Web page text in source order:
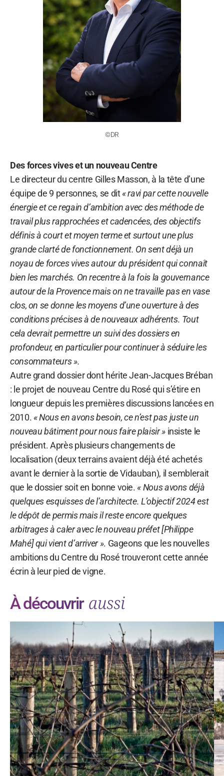
©DR
Des forces vives et un nouveau Centre
Le directeur du centre Gilles Masson, à la tête d’une
équipe de 9 personnes, se dit« ravi par cette nouvelle
énergie et ce regain d’ambition avec des méthode de
travail plus rapprochées et cadencées, des objectifs
définis à court et moyen terme et surtout une plus
grande clarté de fonctionnement. On sent déjà un
noyau de forces vives autour du président qui connaît
bien les marchés. On recentre à la fois la gouvernance
autour de la Provence mais on ne travaille pas en vase
clos, on se donne les moyens d’une ouverture à des
conditions précises à de nouveaux adhérents. Tout
cela devrait permettre un suivi des dossiers en
profondeur, en particulier pour continuer à séduire les
consommateurs ».
Autre grand dossier dont hérite Jean-Jacques Bréban
: le projet de nouveau Centre du Rosé qui s’étire en
longueur depuis les premières discussions lancées en
2010.« Nous en avons besoin, ce n’est pas juste un
nouveau bâtiment pour nous faire plaisir »insiste le
président. Après plusieurs changements de
localisation (deux terrains avaient déjà été achetés
avant le dernier à la sortie de Vidauban), il semblerait
que le dossier soit en bonne voie.« Nous avons déjà
quelques esquisses de l’architecte. L’objectif 2024 est
le dépôt de permis mais il reste encore quelques
arbitrages à caler avec le nouveau préfet [Philippe
Mahé] qui vient d’arriver ». Gageons que les nouvelles
ambitions du Centre du Rosé trouveront cette année
écrin à leur pied de vigne.
À découvrir aussi